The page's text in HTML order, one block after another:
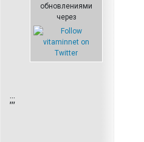
обновлениями
через
;;;